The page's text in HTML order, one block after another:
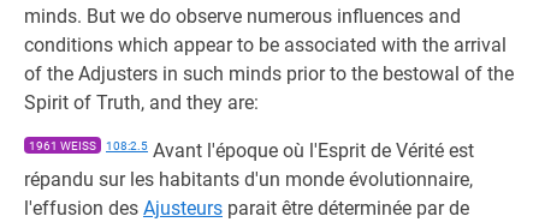
minds. But we do observe numerous influences and
conditions which appear to be associated with the arrival
of the Adjusters in such minds prior to the bestowal of the
Spirit of Truth, and they are:
1961 WEISS 108:2.5 Avant l'époque où l'Esprit de Vérité est
répandu sur les habitants d'un monde évolutionnaire,
l'effusion des Ajusteurs parait être déterminée par de